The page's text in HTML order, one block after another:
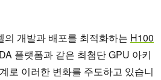
개발과 배포를 최적화하는 H100
플랫폼과 같은 최첨단 GPU 아키
로 이러한 변화를 주도하고 있습니